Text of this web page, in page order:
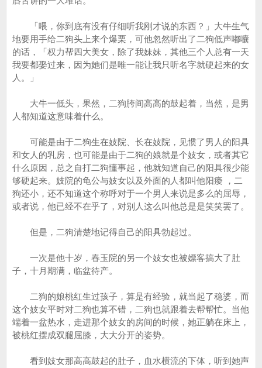
「喂，你到底有没有仔细听我刚才说的东西？」大牛生气
地要用手给二狗头上来个爆栗，可他忽然听出了二狗低声嘟囔
的话，「权力帮四大美女，除了我妹妹，其他三个人总有一天
我要都娶过来，因为她们是唯一能让我只听名字就硬起来的女
人。」
大牛一低头，果然，二狗胯间高高的鼓起着，当然，是男
人都知道这意味着什么。
可能是由于二狗生在妓院、长在妓院，见惯了男人的阳具
和女人的乳房，也可能是由于二狗的娘就是个妓女，或者其它
什么原因，总之自打二狗懂事起，他就知道自己的阳具很少能
够硬起来。妓院的龟公与妓女以及外面的人都叫他阳痿 ，二
狗还小，还不知道这个称呼对于一个男人来说是多么的屈辱，
或者说，他已经不在乎了，对别人这么叫他总是是笑笑罢了。
但是，二狗清楚地记得自己的阳具勃起过。
一次是他十岁，春玉院的另一个妓女也被嫖客搞大了肚
子，十月期满，临盆待产。
二狗的娘桃红生过孩子，算是有经验，就当起了稳婆，而
这个妓女平时对二狗也算不错，二狗也就跟着去帮帮忙。当他
端着一盆热水，走进那个妓女的房间的时候，她正躺在床上，
被桃红摆成双腿屈膝，大大分开的姿势。
看到妓女那高高鼓起的肚子，血水横流的下体，听到她声